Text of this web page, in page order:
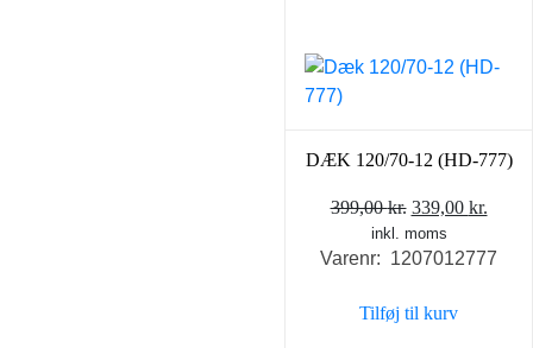
DÆK 120/70-12 (HD-777)
399,00kr. Den
oprindelige
pris
399,00 kr..
339,00 kr.
pris
inkl. moms
Varenr: 1207012777
Tilføj til kurv